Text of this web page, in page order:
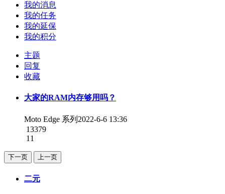
我的消息
我的任务
我的延保
我的积分
主题
回复
收藏
大家的RAM内存够用吗？
Moto Edge 系列 2022-6-6 13:36
13379
11
下一页 上一页
二元